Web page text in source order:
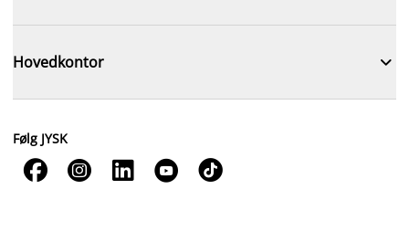
Hovedkontor 
Følg JYSK
    